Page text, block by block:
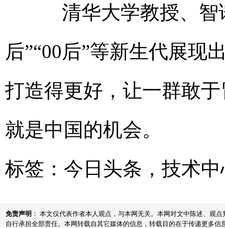
清华大学教授、智
后”“00后”等新生代展现
打造得更好，让一群敢
就是中国的机会。
标签： 今日头条 ， 技术中
免责声明 ： 本文仅代表作者本人观点，与本网无关。本网对文中陈述、观
自行承担全部责任。本网转载自其它媒体的信息，转载目的在于传递更多